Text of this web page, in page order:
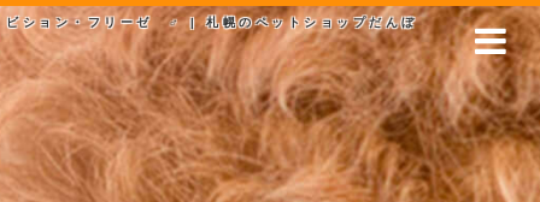
ビション・フリーゼ ♂ | 札幌のペットショップだんぼ